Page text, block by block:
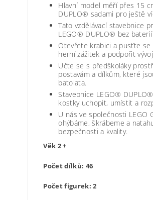
Hlavní model měří přes 15
DUPLO® sadami pro ještě
Tato vzdělávací stavebnice
LEGO® DUPLO® bez
Otevřete krabici a pusťte se
herní zážitek a podpořit
Učte se s předškoláky
postavám a dílkům, které
batolata.
Stavebnice LEGO®
kostky uchopit, umístit a
U nás ve společnosti LEGO
ohýbáme, škrábeme a
bezpečnosti a kvality.
Věk 2 +
Počet dílků: 46
Počet figurek: 2